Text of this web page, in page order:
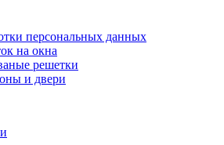
персональных данных
на окна
решетки
и двери